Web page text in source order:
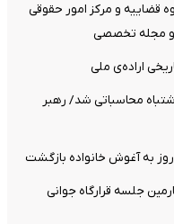
قضاییه و مرکز امور حقوقی
و مجله تخصصی
اراده‌ی ملی
محاسباتی شد/ رهبر
جلسه قرارگاه جوانی